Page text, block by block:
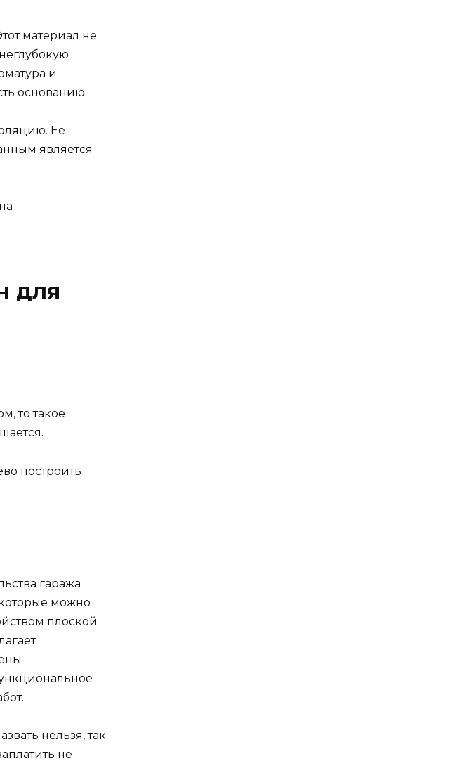
материал не
и
основанию.
Ее
является
для
то такое
построить
гаража
можно
плоской
нельзя, так
не